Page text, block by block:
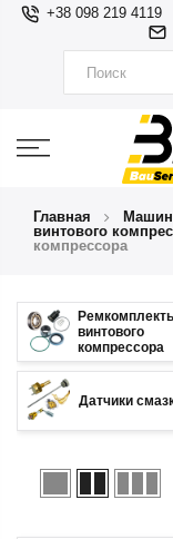
+38 098 219 4119
Главная
винтового
компрессора
винтового
компрессора
Датчики